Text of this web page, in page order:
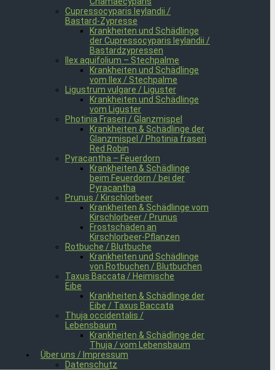
Cupressocyparis leylandii /
Bastard-Zypresse
Krankheiten und Schädlinge
der Cupressocyparis leylandii /
Bastardzypressen
Ilex aquifolium – Stechpalme
Krankheiten und Schädlinge
vom Ilex / Stechpalme
Ligustrum vulgare / Liguster
Krankheiten und Schädlinge
vom Liguster
Photinia Fraseri / Glanzmispel
Krankheiten & Schädlinge der
Glanzmispel / Photinia fraseri
Red Robin
Pyracantha – Feuerdorn
Krankheiten & Schädlinge
beim Feuerdorn / bei der
Pyracantha
Prunus / Kirschlorbeer
Krankheiten & Schädlinge vom
Kirschlorbeer / Prunus
Frostschäden an
Kirschlorbeer-Pflanzen
Rotbuche / Blutbuche
Krankheiten und Schädlinge
von Rotbuchen / Blutbuchen
Taxus Baccata / Heimische
Eibe
Krankheiten & Schädlinge der
Eibe / Taxus Baccata
Thuja occidentalis /
Lebensbaum
Krankheiten & Schädlinge der
Thuja / vom Lebensbaum
Über uns / Impressum
Datenschutz